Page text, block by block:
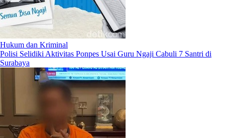
Hukum dan Kriminal
Polisi Selidiki Aktivitas Ponpes Usai Guru Ngaji Cabuli 7 Santri di
Surabaya